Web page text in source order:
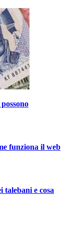
funziona il web
talebani e cosa